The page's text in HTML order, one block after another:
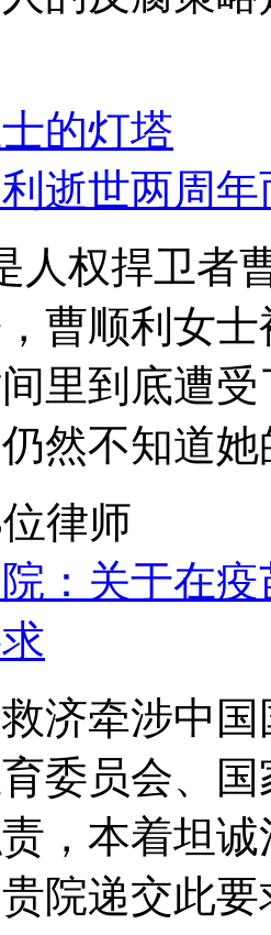
的灯塔
逝世两周年
人权捍卫者
曹顺利女
里到底遭
然不知道
律师
：关于在
济牵涉中
委员会、
，本着坦
院递交此要